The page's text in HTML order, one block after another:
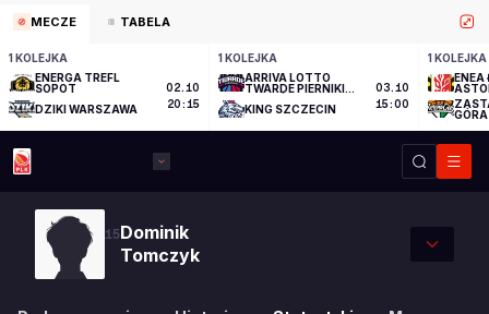
MECZE TABELA
1 KOLEJKA
ENERGA TREFL
SOPOT
DZIKI WARSZAWA
02.10
20:15
1 KOLEJKA
ARRIVA LOTTO
TWARDE PIERNIKI
KING SZCZECIN
03.10
15:00
1 KOLEJKA
ENEA
GÓRA
15Dominik
Tomczyk